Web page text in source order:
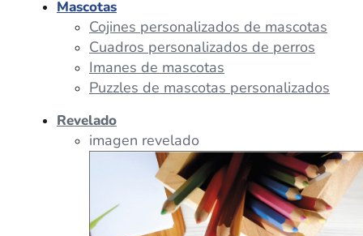
Mascotas
Cojines personalizados de mascotas
Cuadros personalizados de perros
Imanes de mascotas
Puzzles de mascotas personalizados
Revelado
imagen revelado